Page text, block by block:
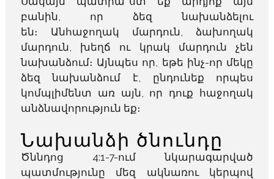
բանին, որ ձեզ նախանձելու
են։ Անհաջողակ մարդուն, ձախողակ
մարդուն, խեղճ ու կրակ մարդուն չեն
նախանձում։ Այնպես որ, եթե ինչ-որ մեկը
ձեզ նախանձում է, ընդունեք որպես
կոմպլիմենտ առ այն, որ դուք հաջողակ
անձնավորություն եք։
Նախանձի ծնունդը
Ծննդոց 4:1-7-ում նկարագարված
պատմությունը մեզ ակնառու կերպով